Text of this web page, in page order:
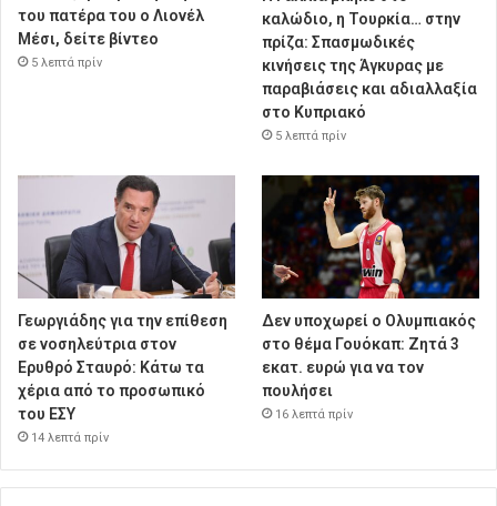
του πατέρα του ο Λιονέλ
Μέσι, δείτε βίντεο
5 λεπτά πρίν
καλώδιο, η Τουρκία… στην
πρίζα: Σπασμωδικές
κινήσεις της Άγκυρας με
παραβιάσεις και αδιαλλαξία
στο Κυπριακό
5 λεπτά πρίν
Γεωργιάδης για την επίθεση
σε νοσηλεύτρια στον
Ερυθρό Σταυρό: Κάτω τα
χέρια από το προσωπικό
του ΕΣΥ
14 λεπτά πρίν
Δεν υποχωρεί ο Ολυμπιακός
στο θέμα Γουόκαπ: Ζητά 3
εκατ. ευρώ για να τον
πουλήσει
16 λεπτά πρίν